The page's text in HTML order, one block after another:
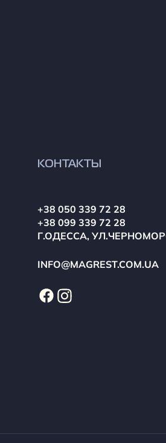
КОНТАКТЫ
+38 050 339 72 28
+38 099 339 72 28
Г.ОДЕССА,
INFO@MAGREST.COM.UA